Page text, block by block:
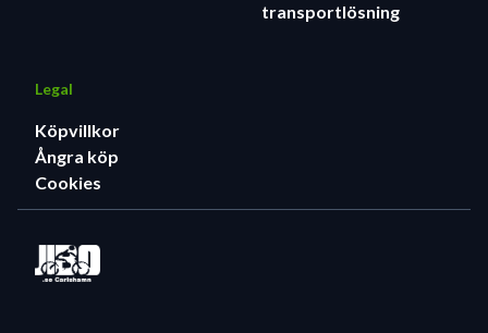
transportlösning
Legal
Köpvillkor
Ångra köp
Cookies